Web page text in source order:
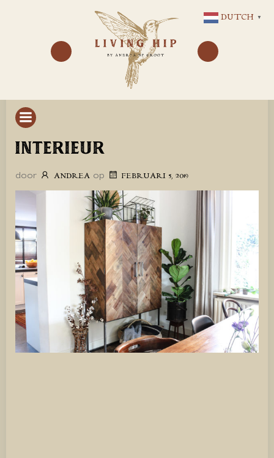
NAAR
DE
INHOUD
INTERIEUR
door ANDREA op FEBRUARI 5, 2019
DUTCH ▼